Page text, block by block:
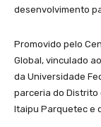
desenvolvimento
Promovido pelo
Global, vinculado
da Universidade
parceria do Distrito
Itaipu Parquetec e